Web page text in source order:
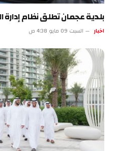
بلدية عجمان تطلق نظام إدارة
اخبار السبت 09 مايو 4:38 ص